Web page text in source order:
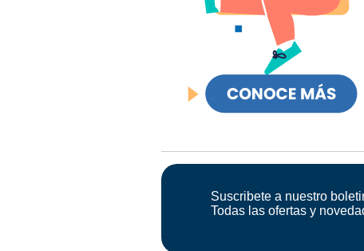
Suscribete a nuestro
Todas las ofertas y